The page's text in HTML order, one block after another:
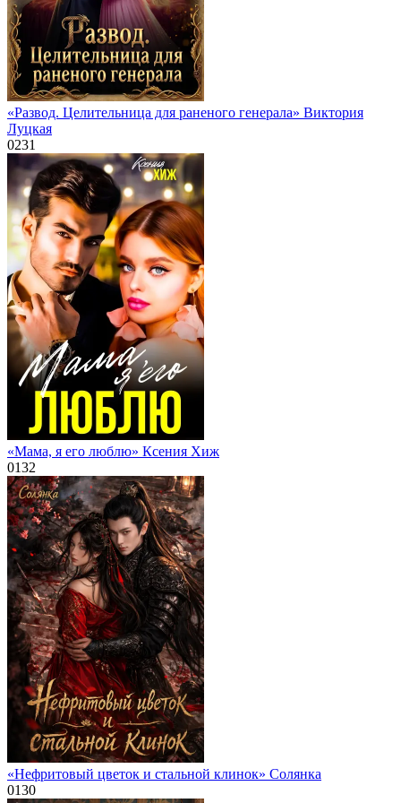
«Развод. Целительница для раненого генерала» Виктория
Луцкая
0231
«Мама, я его люблю» Ксения Хиж
0132
«Нефритовый цветок и стальной клинок» Солянка
0130